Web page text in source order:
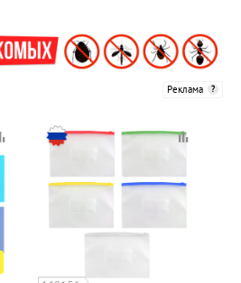
Реклама